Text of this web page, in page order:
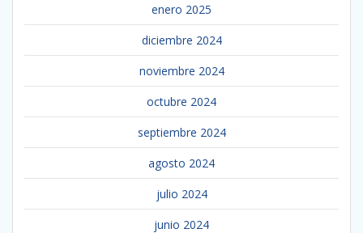
enero 2025
diciembre 2024
noviembre 2024
octubre 2024
septiembre 2024
agosto 2024
julio 2024
junio 2024